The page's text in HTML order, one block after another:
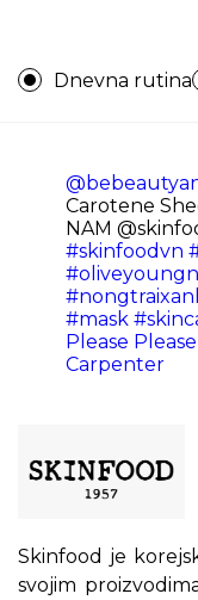
Dnevna rutina
Carotene
NAM
#skinfoodvn
#mask
Please
Carpenter
Skinfood je
svojim